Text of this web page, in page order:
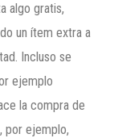
algo gratis,
un ítem extra a
Incluso se
ejemplo
la compra de
por ejemplo,